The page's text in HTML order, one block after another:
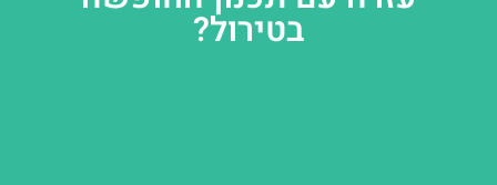
בטירול?